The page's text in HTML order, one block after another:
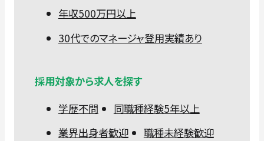
年収500万円以上
30代でのマネージャ登用実績あり
採用対象から求人を探す
学歴不問
同職種経験5年以上
業界出身者歓迎
職種未経験歓迎